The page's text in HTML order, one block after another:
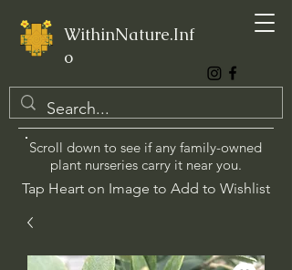
WithinNature.Inf
o
Scroll down to see if any family-owned
plant nurseries carry it near you.
Tap Heart on Image to Add to Wishlist